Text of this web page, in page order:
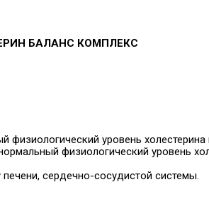
БАЛАНС КОМПЛЕКС
физиологический уровень холестерина
физиологический уровень
сердечно-сосудистой системы.